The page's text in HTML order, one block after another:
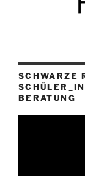
SCHWARZE
BERATUNG